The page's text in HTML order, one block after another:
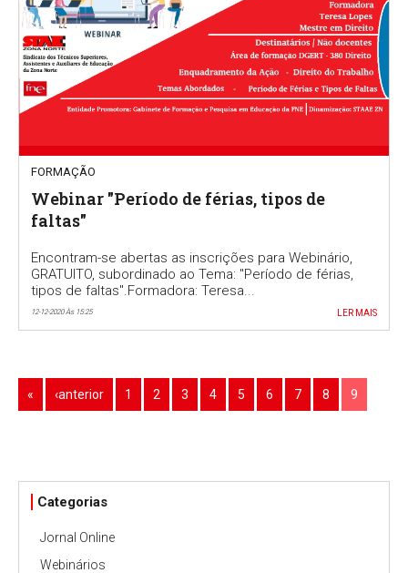
FORMAÇÃO
Webinar "Período de férias, tipos de
faltas"
Encontram-se abertas as inscrições para Webinário,
GRATUITO, subordinado ao Tema: "Período de férias,
tipos de faltas".Formadora: Teresa...
12-12-2020 Às 15:25 LER MAIS
« ‹anterior 1 2 3 4 5 6 7 8 9
Categorias
Jornal Online
Webinários